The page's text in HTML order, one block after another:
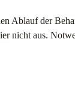
Ablauf der
nicht aus.